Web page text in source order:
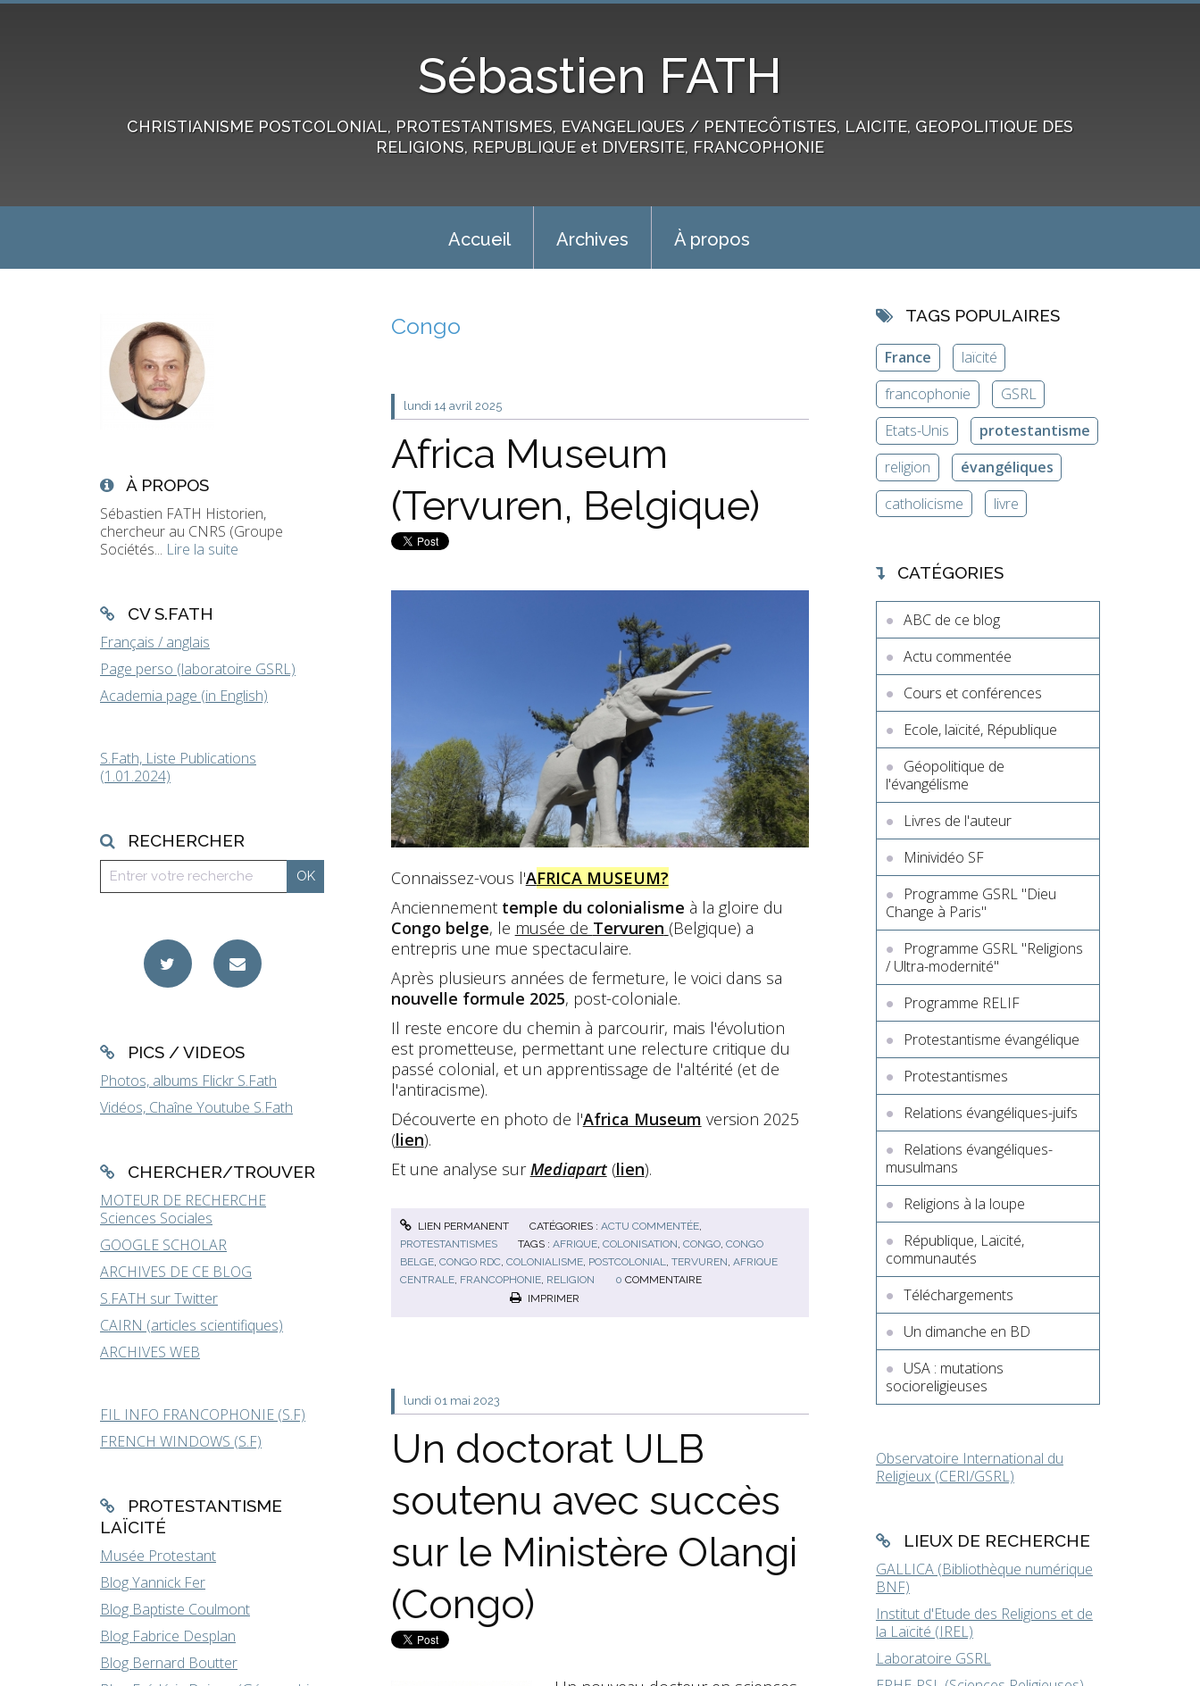
Sébastien FATH
CHRISTIANISME POSTCOLONIAL, PROTESTANTISMES, EVANGELIQUES / PENTECÔTISTES, LAICITE, GEOPOLITIQUE DES
RELIGIONS, REPUBLIQUE et DIVERSITE, FRANCOPHONIE
Accueil Archives À propos
À PROPOS
Sébastien FATH Historien,
chercheur au CNRS (Groupe
Sociétés... Lire la suite
CV S.FATH
Français / anglais
Page perso (laboratoire GSRL)
Academia page (in English)
S.Fath, Liste Publications
(1.01.2024)
RECHERCHER
PICS / VIDEOS
Photos, albums Flickr S.Fath
Vidéos, Chaîne Youtube S.Fath
CHERCHER/TROUVER
MOTEUR DE RECHERCHE
Sciences Sociales
GOOGLE SCHOLAR
ARCHIVES DE CE BLOG
S.FATH sur Twitter
CAIRN (articles scientifiques)
ARCHIVES WEB
FIL INFO FRANCOPHONIE (S.F)
FRENCH WINDOWS (S.F)
PROTESTANTISME
LAÏCITÉ
Musée Protestant
Blog Yannick Fer
Blog Baptiste Coulmont
Blog Fabrice Desplan
Blog Bernard Boutter
Congo
lundi 14 avril 2025
Africa Museum
(Tervuren, Belgique)
Connaissez-vous l'AFRICA MUSEUM?
Anciennementtemple du colonialisme à la gloire du
Congo belge, le musée de Tervuren (Belgique) a
entrepris une mue spectaculaire.
Après plusieurs années de fermeture, le voici dans sa
nouvelle formule 2025, post-coloniale.
Il reste encore du chemin à parcourir, mais l'évolution
est prometteuse, permettant une relecture critique du
passé colonial, et un apprentissage de l'altérité (et de
l'antiracisme).
Découverte en photo de l'Africa Museum version 2025
(lien).
Et une analyse surMediapart(lien).
LIEN PERMANENT CATÉGORIES :ACTU COMMENTÉE,
PROTESTANTISMES
TAGS : AFRIQUE, COLONISATION, CONGO, CONGO
BELGE, CONGO RDC, COLONIALISME, POSTCOLONIAL, TERVUREN, AFRIQUE
CENTRALE, FRANCOPHONIE, RELIGION 0 COMMENTAIRE
IMPRIMER
lundi 01 mai 2023
Un doctorat ULB
soutenu avec succès
sur le Ministère Olangi
(Congo)
TAGS POPULAIRES
France
laïcité
francophonie
GSRL
Etats-Unis
protestantisme
religion
évangéliques
catholicisme
livre
CATÉGORIES
ABC de ce blog
Actu commentée
Cours et conférences
Ecole, laïcité, République
Géopolitique de
l'évangélisme
Livres de l'auteur
Minividéo SF
Programme GSRL "Dieu
Change à Paris"
Programme GSRL "Religions
/ Ultra-modernité"
Programme RELIF
Protestantisme évangélique
Protestantismes
Relations évangéliques-juifs
Relations évangéliques-
musulmans
Religions à la loupe
République, Laïcité,
communautés
Téléchargements
Un dimanche en BD
USA : mutations
socioreligieuses
Observatoire International du
Religieux (CERI/GSRL)
LIEUX DE RECHERCHE
GALLICA (Bibliothèque numérique
BNF)
Institut d'Etude des Religions et de
la Laïcité (IREL)
Laboratoire GSRL